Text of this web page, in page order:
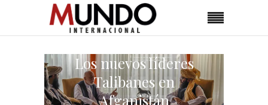
Los nuevos líderes
Talibanes en
Afganistán